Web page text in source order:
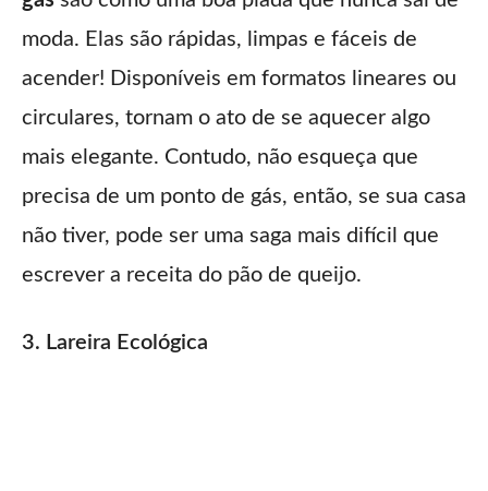
moda. Elas são rápidas, limpas e fáceis de
acender! Disponíveis em formatos lineares ou
circulares, tornam o ato de se aquecer algo
mais elegante. Contudo, não esqueça que
precisa de um ponto de gás, então, se sua casa
não tiver, pode ser uma saga mais difícil que
escrever a receita do pão de queijo.
3. Lareira Ecológica